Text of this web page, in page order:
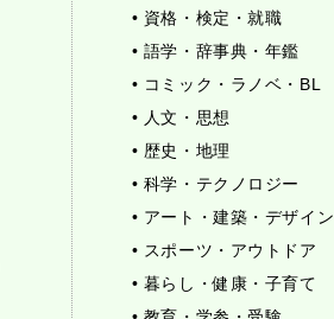
• 資格・検定・就職
• 語学・辞事典・年鑑
• コミック・ラノベ・BL
• 人文・思想
• 歴史・地理
• 科学・テクノロジー
• アート・建築・デザイン
• スポーツ・アウトドア
• 暮らし・健康・子育て